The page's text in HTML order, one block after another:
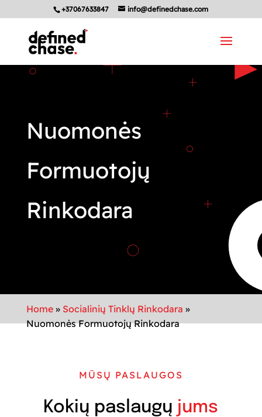
+37067633847 info@definedchase.com
Nuomonės
Formuotojų
Rinkodara
Home» Socialinių Tinklų Rinkodara »
Nuomonės Formuotojų Rinkodara
MŪSŲ PASLAUGOS
Kokių paslaugų jums